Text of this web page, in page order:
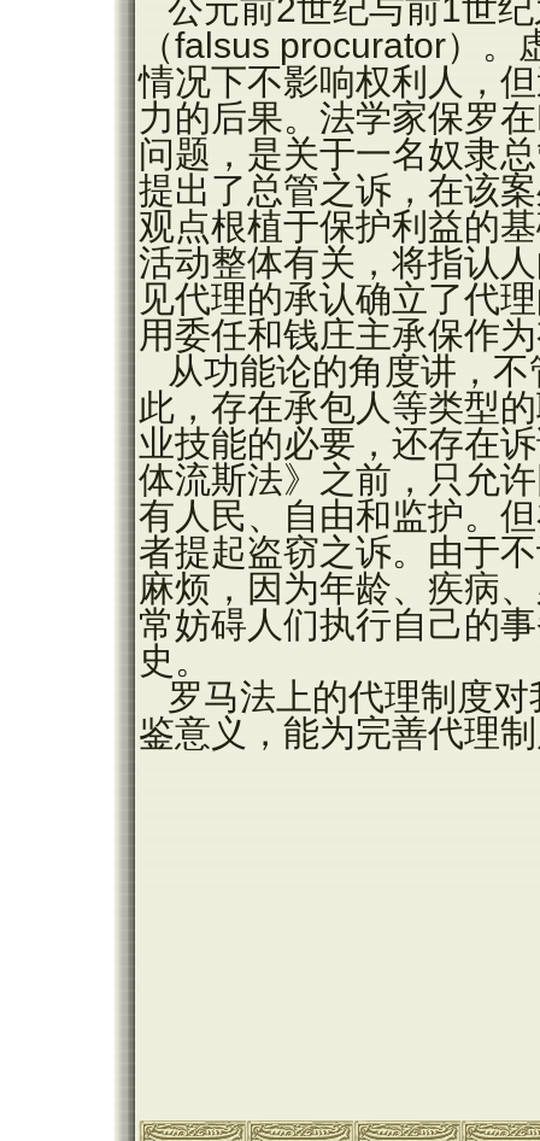
公元前2世纪与前1世
（falsus procurator）
情况下不影响权利人，
力的后果。法学家保罗
问题，是关于一名奴隶
提出了总管之诉，在该
观点根植于保护利益的
活动整体有关，将指认
见代理的承认确立了代
用委任和钱庄主承保作
从功能论的角度讲，
此，存在承包人等类型
业技能的必要，还存在
体流斯法》之前，只允
有人民、自由和监护。
者提起盗窃之诉。由于
麻烦，因为年龄、疾病
常妨碍人们执行自己的
史。
罗马法上的代理制度
鉴意义，能为完善代理